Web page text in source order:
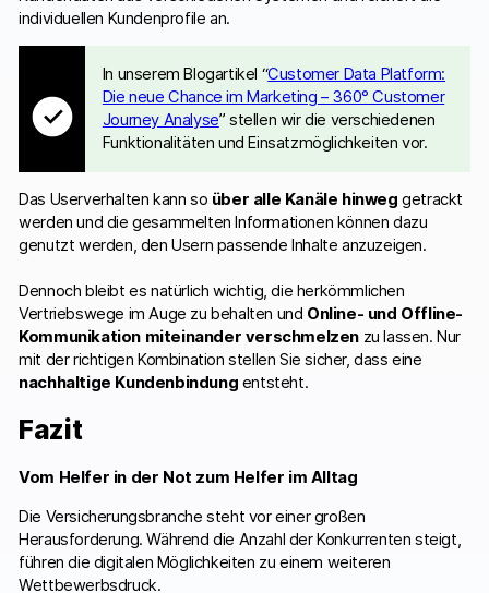
individuellen Kundenprofile an.
In unserem Blogartikel “Customer Data Platform:
Die neue Chance im Marketing – 360° Customer
Journey Analyse” stellen wir die verschiedenen
Funktionalitäten und Einsatzmöglichkeiten vor.
Das Userverhalten kann so über alle Kanäle hinweg getrackt
werden und die gesammelten Informationen können dazu
genutzt werden, den Usern passende Inhalte anzuzeigen.
Dennoch bleibt es natürlich wichtig, die herkömmlichen
Vertriebswege im Auge zu behalten und Online- und Offline-
Kommunikation miteinander verschmelzen zu lassen. Nur
mit der richtigen Kombination stellen Sie sicher, dass eine
nachhaltige Kundenbindung entsteht.
Fazit
Vom Helfer in der Not zum Helfer im Alltag
Die Versicherungsbranche steht vor einer großen
Herausforderung. Während die Anzahl der Konkurrenten steigt,
führen die digitalen Möglichkeiten zu einem weiteren
Wettbewerbsdruck.